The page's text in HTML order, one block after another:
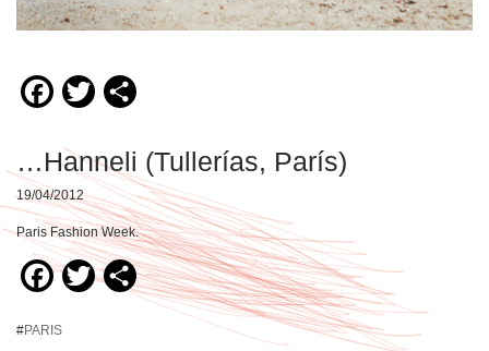
Facebook
Twitter
…Hanneli (Tullerías, París)
19/04/2012
Paris Fashion Week.
Facebook
TwitterCompartir
#PARIS